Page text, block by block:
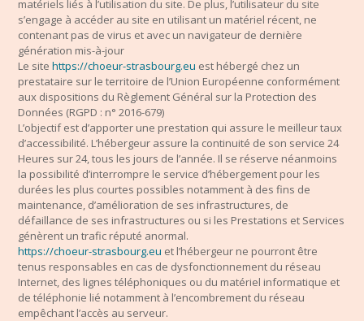
matériels liés à l’utilisation du site. De plus, l’utilisateur du site
s’engage à accéder au site en utilisant un matériel récent, ne
contenant pas de virus et avec un navigateur de dernière
génération mis-à-jour
Le sitehttps://choeur-strasbourg.eu est hébergé chez un
prestataire sur le territoire de l’Union Européenne conformément
aux dispositions du Règlement Général sur la Protection des
Données (RGPD : n° 2016-679)
L’objectif est d’apporter une prestation qui assure le meilleur taux
d’accessibilité. L’hébergeur assure la continuité de son service 24
Heures sur 24, tous les jours de l’année. Il se réserve néanmoins
la possibilité d’interrompre le service d’hébergement pour les
durées les plus courtes possibles notamment à des fins de
maintenance, d’amélioration de ses infrastructures, de
défaillance de ses infrastructures ou si les Prestations et Services
génèrent un trafic réputé anormal.
https://choeur-strasbourg.eu et l’hébergeur ne pourront être
tenus responsables en cas de dysfonctionnement du réseau
Internet, des lignes téléphoniques ou du matériel informatique et
de téléphonie lié notamment à l’encombrement du réseau
empêchant l’accès au serveur.